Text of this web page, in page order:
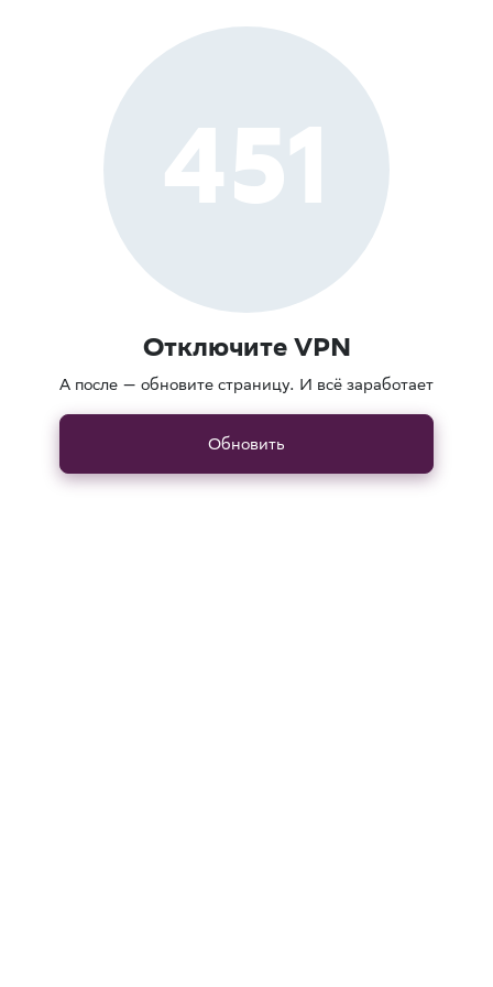
451
Отключите VPN
А после — обновите страницу. И всё заработает
Обновить